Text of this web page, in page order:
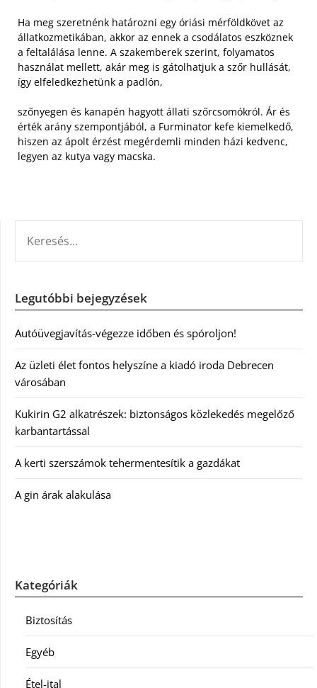
Ha meg szeretnénk határozni egy óriási mérföldkövet az
állatkozmetikában, akkor az ennek a csodálatos eszköznek
a feltalálása lenne. A szakemberek szerint, folyamatos
használat mellett, akár meg is gátolhatjuk a szőr hullását,
így elfeledkezhetünk a padlón,
szőnyegen és kanapén hagyott állati szőrcsomókról. Ár és
érték arány szempontjából, a Furminator kefe kiemelkedő,
hiszen az ápolt érzést megérdemli minden házi kedvenc,
legyen az kutya vagy macska.
Legutóbbi bejegyzések
Autóüvegjavítás-végezze időben és spóroljon!
Az üzleti élet fontos helyszíne a kiadó iroda Debrecen
városában
Kukirin G2 alkatrészek: biztonságos közlekedés megelőző
karbantartással
A kerti szerszámok tehermentesítik a gazdákat
A gin árak alakulása
Kategóriák
Biztosítás
Egyéb
Étel-ital